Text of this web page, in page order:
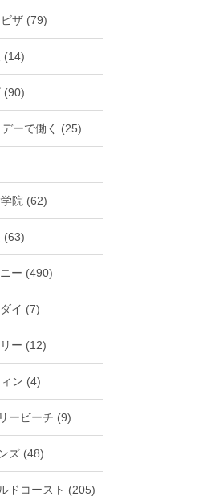
ザ (79)
(14)
(90)
ーで働く (25)
院 (62)
(63)
ー (490)
イ (7)
ー (12)
ン (4)
ービーチ (9)
ズ (48)
ドコースト (205)